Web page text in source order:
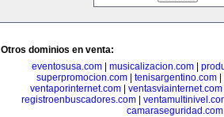
Otros dominios en venta:
eventosusa.com| musicalizacion.com|
superpromocion.com
tenisargentino.com
ventaporinternet.com
ventasviainternet.com
registroenbuscadores.com
camaraseguridad.com